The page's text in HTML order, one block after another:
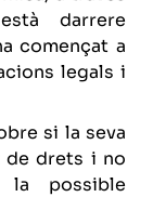
darrere
començat a
legals i
si la seva
de drets i no
possible